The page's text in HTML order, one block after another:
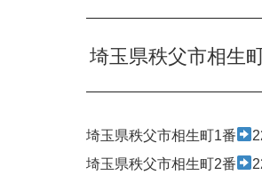
埼玉県秩父市相生
埼玉県秩父市相生町1番
埼玉県秩父市相生町2番